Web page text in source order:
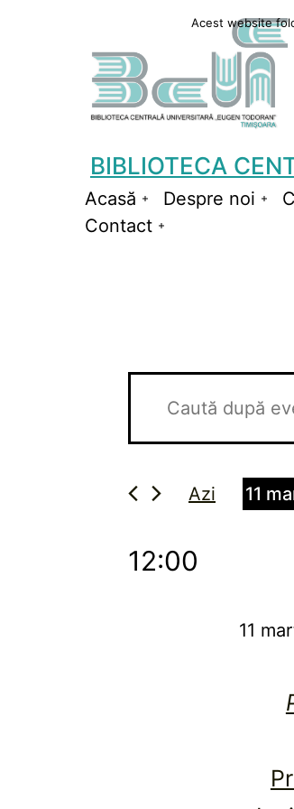
BIBLIOTECA
Acasă
Deschide
meniul
Despre noi
Contact
pentru
martie
2025
și
Evenimente
cheie.
Evenimente
cuvântul
Azi 11
12:00
11
Acest website